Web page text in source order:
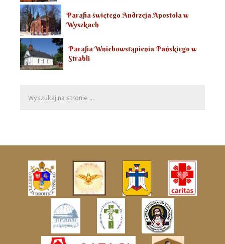
Parafia świętego Andrzeja Apostoła w
Wyszkach
Parafia Wniebowstąpienia Pańskiego w
Strabli